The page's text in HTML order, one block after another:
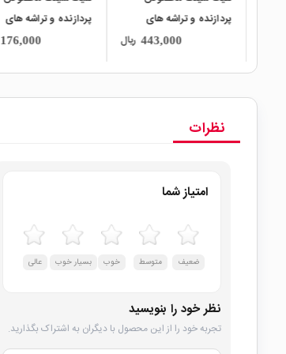
پردازنده و تراشه های
SMD رنگ سیاه سایز
443,000 ریال
پردازنده و تراشه های
SMD رنگ آبی سایز
176,000
نظرات
امتیاز شما
ضعیف متوسط خوب بسیار خوب عالی
نظر خود را بنویسید
تجربه خود را از این محصول با دیگران به اشتراک بگذارید.